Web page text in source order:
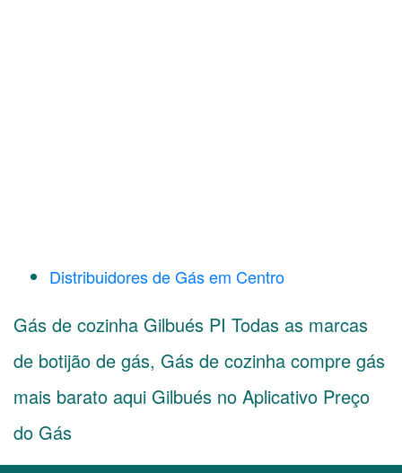
Distribuidores de Gás em Centro
Gás de cozinha Gilbués PI Todas as marcas
de botijão de gás, Gás de cozinha compre gás
mais barato aqui Gilbués no Aplicativo Preço
do Gás